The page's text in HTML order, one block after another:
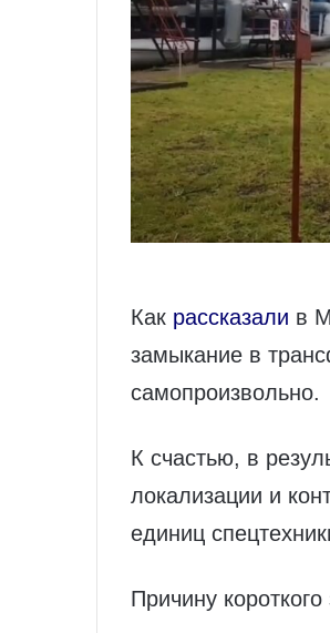
Как рассказали в
замыкание в
самопроизвольно.
К счастью, в
локализации и
единиц
Причину